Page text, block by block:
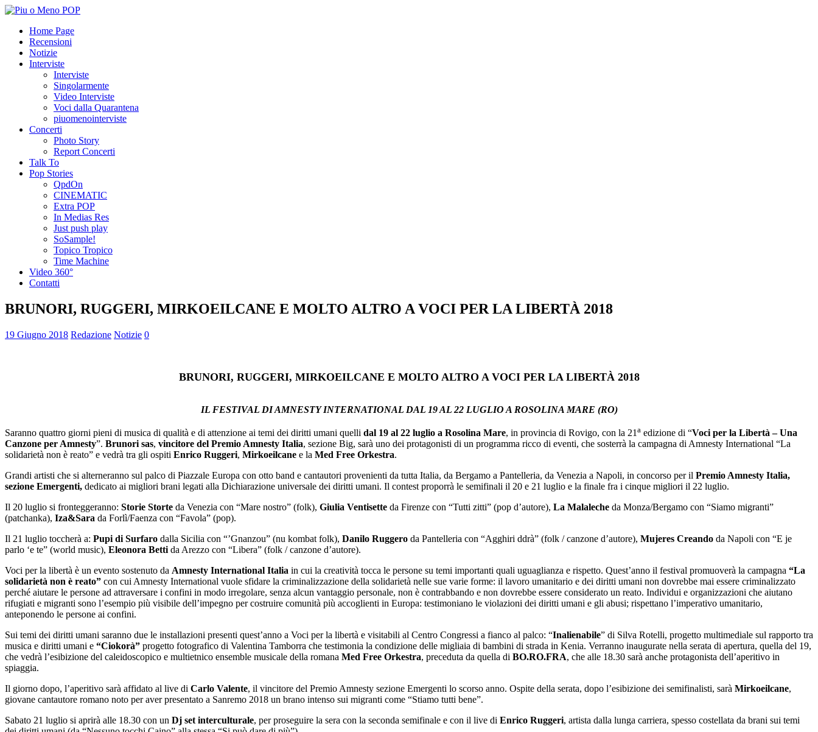
Home Page
Recensioni
Notizie
Interviste
Interviste
Singolarmente
Video Interviste
Voci dalla Quarantena
piuomenointerviste
Concerti
Photo Story
Report Concerti
Talk To
Pop Stories
QpdOn
CINEMATIC
Extra POP
In Medias Res
Just push play
SoSample!
Topico Tropico
Time Machine
Video 360°
Contatti
BRUNORI, RUGGERI, MIRKOEILCANE E MOLTO ALTRO A VOCI PER LA LIBERTÀ 2018
19 Giugno 2018 Redazione Notizie 0
BRUNORI, RUGGERI, MIRKOEILCANE E MOLTO ALTRO A VOCI PER LA LIBERTÀ 2018
IL FESTIVAL DI AMNESTY INTERNATIONAL DAL 19 AL 22 LUGLIO A ROSOLINA MARE (RO)
Saranno quattro giorni pieni di musica di qualità e di attenzione ai temi dei diritti umani quelli dal 19 al 22 luglio a Rosolina Mare, in provincia di Rovigo, con la 21 a edizione di “Voci per la Libertà – Una
Canzone per Amnesty”. Brunori sas, vincitore del Premio Amnesty Italia, sezione Big, sarà uno dei protagonisti di un programma ricco di eventi, che sosterrà la campagna di Amnesty International “La
solidarietà non è reato” e vedrà tra gli ospiti Enrico Ruggeri, Mirkoeilcane e la Med Free Orkestra.
Grandi artisti che si alterneranno sul palco di Piazzale Europa con otto band e cantautori provenienti da tutta Italia, da Bergamo a Pantelleria, da Venezia a Napoli, in concorso per il Premio Amnesty Italia,
sezione Emergenti, dedicato ai migliori brani legati alla Dichiarazione universale dei diritti umani. Il contest proporrà le semifinali il 20 e 21 luglio e la finale fra i cinque migliori il 22 luglio.
Il 20 luglio si fronteggeranno: Storie Storte da Venezia con “Mare nostro” (folk), Giulia Ventisette da Firenze con “Tutti zitti” (pop d’autore), La Malaleche da Monza/Bergamo con “Siamo migranti”
(patchanka), Iza&Sara da Forlì/Faenza con “Favola” (pop).
Il 21 luglio toccherà a: Pupi di Surfaro dalla Sicilia con “’Gnanzou” (nu kombat folk), Danilo Ruggero da Pantelleria con “Agghiri ddrà” (folk / canzone d’autore), Mujeres Creando da Napoli con “E je
parlo ‘e te” (world music), Eleonora Betti da Arezzo con “Libera” (folk / canzone d’autore).
Voci per la libertà è un evento sostenuto da Amnesty International Italia in cui la creatività tocca le persone su temi importanti quali uguaglianza e rispetto. Quest’anno il festival promuoverà la campagna “La
solidarietà non è reato” con cui Amnesty International vuole sfidare la criminalizzazione della solidarietà nelle sue varie forme: il lavoro umanitario e dei diritti umani non dovrebbe mai essere criminalizzato
perché aiutare le persone ad attraversare i confini in modo irregolare, senza alcun vantaggio personale, non è contrabbando e non dovrebbe essere considerato un reato. Individui e organizzazioni che aiutano
rifugiati e migranti sono l’esempio più visibile dell’impegno per costruire comunità più accoglienti in Europa: testimoniano le violazioni dei diritti umani e gli abusi; rispettano l’imperativo umanitario,
anteponendo le persone ai confini.
Sui temi dei diritti umani saranno due le installazioni presenti quest’anno a Voci per la libertà e visitabili al Centro Congressi a fianco al palco: “Inalienabile” di Silva Rotelli, progetto multimediale sul rapporto tra
musica e diritti umani e “Ciokorà” progetto fotografico di Valentina Tamborra che testimonia la condizione delle migliaia di bambini di strada in Kenia. Verranno inaugurate nella serata di apertura, quella del 19,
che vedrà l’esibizione del caleidoscopico e multietnico ensemble musicale della romana Med Free Orkestra, preceduta da quella di BO.RO.FRA, che alle 18.30 sarà anche protagonista dell’aperitivo in
spiaggia.
Il giorno dopo, l’aperitivo sarà affidato al live di Carlo Valente, il vincitore del Premio Amnesty sezione Emergenti lo scorso anno. Ospite della serata, dopo l’esibizione dei semifinalisti, sarà Mirkoeilcane,
giovane cantautore romano noto per aver presentato a Sanremo 2018 un brano intenso sui migranti come “Stiamo tutti bene”.
Sabato 21 luglio si aprirà alle 18.30 con un Dj set interculturale, per proseguire la sera con la seconda semifinale e con il live di Enrico Ruggeri, artista dalla lunga carriera, spesso costellata da brani sui temi